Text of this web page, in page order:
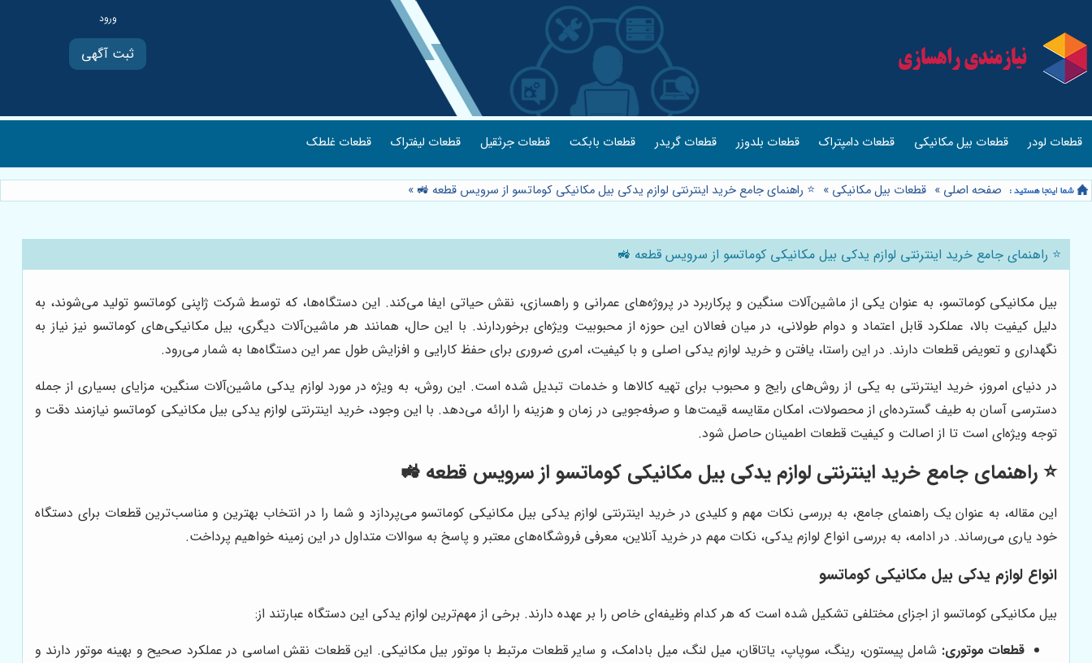
ثبت آگهی
قطعات لودر قطعات بیل مکانیکی قطعات دامپتراک قطعات بلدوزر قطعات گریدر قطعات بابکت قطعات جرثقیل قطعات لیفتراک قطعات غلطک
صفحه اصلی » قطعات بیل مکانیکی » ⭐️ راهنمای جامع خرید اینترنتی لوازم یدکی بیل مکانیکی کوماتسو از سرویس قطعه 🚜 »
⭐️ راهنمای جامع خرید اینترنتی لوازم یدکی بیل مکانیکی کوماتسو از سرویس قطعه 🚜
بیل مکانیکی کوماتسو، به عنوان یکی از ماشین‌آلات سنگین و پرکاربرد در پروژه‌های عمرانی و راهسازی، نقش حیاتی ایفا می‌کند. این دستگاه‌ها، که توسط شرکت ژاپنی کوماتسو تولید می‌شوند، به
دلیل کیفیت بالا، عملکرد قابل اعتماد و دوام طولانی، در میان فعالان این حوزه از محبوبیت ویژه‌ای برخوردارند. با این حال، همانند هر ماشین‌آلات دیگری، بیل مکانیکی‌های کوماتسو نیز نیاز به
نگهداری و تعویض قطعات دارند. در این راستا، یافتن و خرید لوازم یدکی اصلی و با کیفیت، امری ضروری برای حفظ کارایی و افزایش طول عمر این دستگاه‌ها به شمار می‌رود.
در دنیای امروز، خرید اینترنتی به یکی از روش‌های رایج و محبوب برای تهیه کالاها و خدمات تبدیل شده است. این روش، به ویژه در مورد لوازم یدکی ماشین‌آلات سنگین، مزایای بسیاری از جمله
دسترسی آسان به طیف گسترده‌ای از محصولات، امکان مقایسه قیمت‌ها و صرفه‌جویی در زمان و هزینه را ارائه می‌دهد. با این وجود، خرید اینترنتی لوازم یدکی بیل مکانیکی کوماتسو نیازمند دقت و
توجه ویژه‌ای است تا از اصالت و کیفیت قطعات اطمینان حاصل شود.
⭐️ راهنمای جامع خرید اینترنتی لوازم یدکی بیل مکانیکی کوماتسو از سرویس قطعه 🚜
این مقاله، به عنوان یک راهنمای جامع، به بررسی نکات مهم و کلیدی در خرید اینترنتی لوازم یدکی بیل مکانیکی کوماتسو می‌پردازد و شما را در انتخاب بهترین و مناسب‌ترین قطعات برای دستگاه
خود یاری می‌رساند. در ادامه، به بررسی انواع لوازم یدکی، نکات مهم در خرید آنلاین، معرفی فروشگاه‌های معتبر و پاسخ به سوالات متداول در این زمینه خواهیم پرداخت.
انواع لوازم یدکی بیل مکانیکی کوماتسو
بیل مکانیکی کوماتسو از اجزای مختلفی تشکیل شده است که هر کدام وظیفه‌ای خاص را بر عهده دارند. برخی از مهم‌ترین لوازم یدکی این دستگاه عبارتند از:
قطعات موتوری: شامل پیستون، رینگ، سوپاپ، یاتاقان، میل لنگ، میل بادامک، و سایر قطعات مرتبط با موتور بیل مکانیکی. این قطعات نقش اساسی در عملکرد صحیح و بهینه موتور دارند و